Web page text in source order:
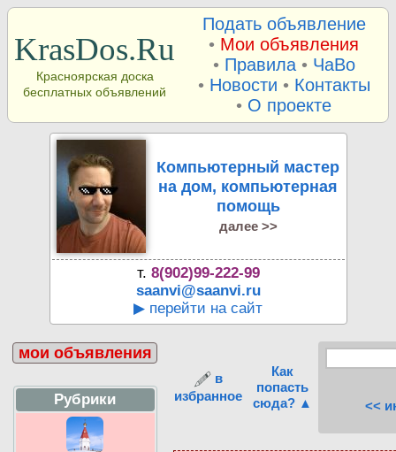
KrasDos.Ru
Красноярская доска
бесплатных объявлений
Подать объявление
• Мои объявления
• Правила• ЧаВо
• Новости • Контакты
• О проекте
Компьютерный мастер
на дом, компьютерная
помощь
далее >>
т. 8(902)99-222-99
saanvi@saanvi.ru
▶ перейти на сайт
мои объявления
Рубрики
в
избранное
Как
попасть
сюда? ▲
<<